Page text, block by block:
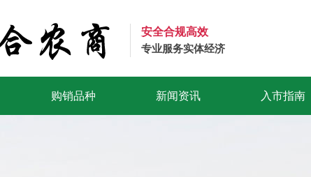
安全合规高效
专业服务实体经济
购销品种 新闻资讯 入市指南